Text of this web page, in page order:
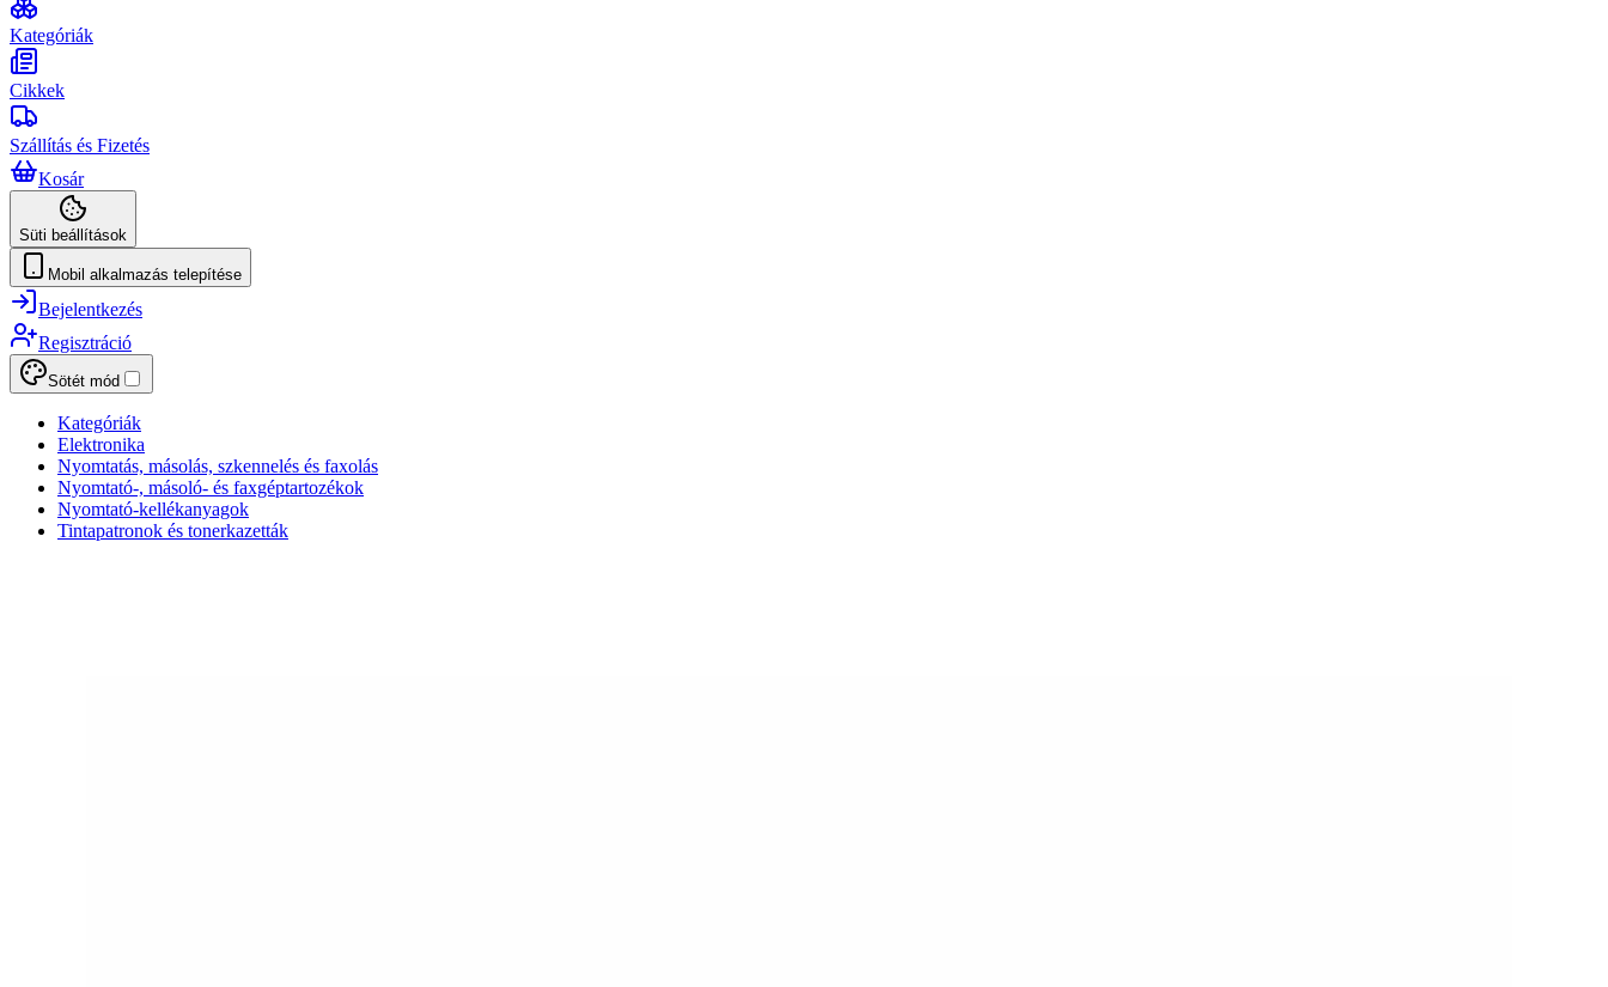
Kategóriák
Cikkek
Szállítás és Fizetés
Kosár
Süti beállítások
Mobil alkalmazás telepítése
Bejelentkezés
Regisztráció
Sötét mód
Kategóriák
Elektronika
Nyomtatás, másolás, szkennelés és faxolás
Nyomtató-, másoló- és faxgéptartozékok
Nyomtató-kellékanyagok
Tintapatronok és tonerkazetták